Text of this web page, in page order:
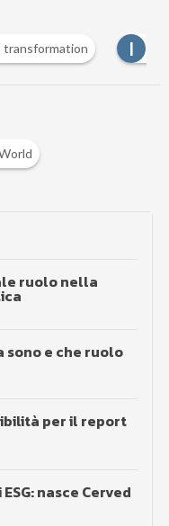
ICT I industria 4.0
ruolo nella
sono e che ruolo
per il report
nasce Cerved